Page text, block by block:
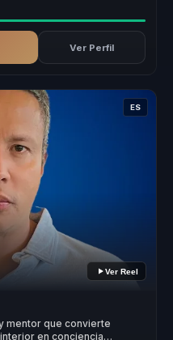
Ver Perfil
ES
Ver Reel
mentor que convierte
en conciencia